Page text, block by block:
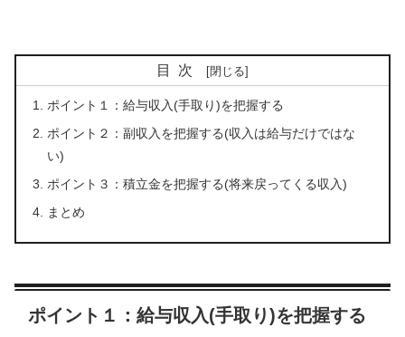
目次
ポイント１：給与収入(手取り)を把握する
ポイント２：副収入を把握する(収入は給与だけではな
い)
ポイント３：積立金を把握する(将来戻ってくる収入)
まとめ
ポイント１：給与収入(手取り)を把握する